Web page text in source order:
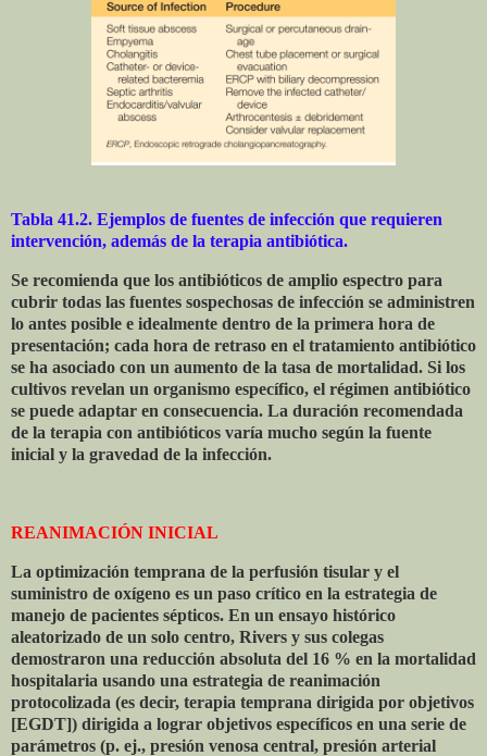
Tabla 41.2. Ejemplos de fuentes de infección que requieren
intervención, además de la terapia antibiótica.
Se recomienda que los antibióticos de amplio espectro para
cubrir todas las fuentes sospechosas de infección se administren
lo antes posible e idealmente dentro de la primera hora de
presentación; cada hora de retraso en el tratamiento antibiótico
se ha asociado con un aumento de la tasa de mortalidad. Si los
cultivos revelan un organismo específico, el régimen antibiótico
se puede adaptar en consecuencia. La duración recomendada
de la terapia con antibióticos varía mucho según la fuente
inicial y la gravedad de la infección.
REANIMACIÓN INICIAL
La optimización temprana de la perfusión tisular y el
suministro de oxígeno es un paso crítico en la estrategia de
manejo de pacientes sépticos. En un ensayo histórico
aleatorizado de un solo centro, Rivers y sus colegas
demostraron una reducción absoluta del 16 % en la mortalidad
hospitalaria usando una estrategia de reanimación
protocolizada (es decir, terapia temprana dirigida por objetivos
[EGDT]) dirigida a lograr objetivos específicos en una serie de
parámetros (p. ej., presión venosa central, presión arterial